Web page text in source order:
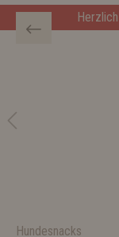
Hundesnacks